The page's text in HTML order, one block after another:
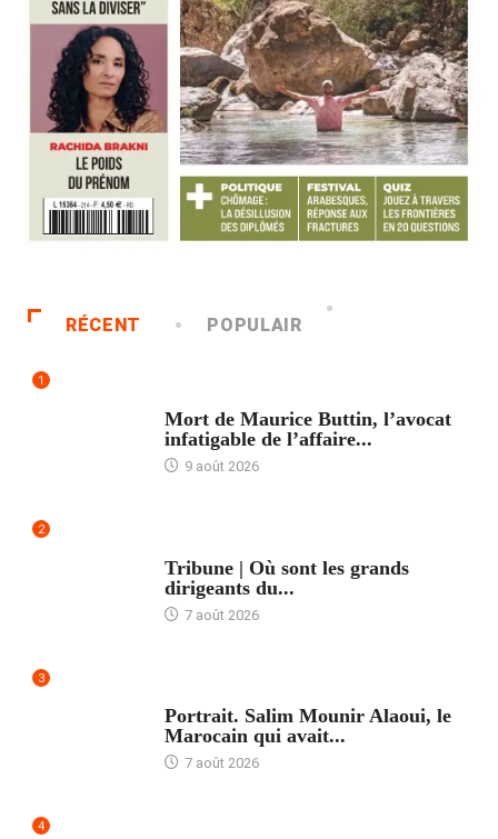
RÉCENT POPULAIR
1
Mort de Maurice Buttin, l’avocat
infatigable de l’affaire...
9 août 2026
2
Tribune | Où sont les grands
dirigeants du...
7 août 2026
3
Portrait. Salim Mounir Alaoui, le
Marocain qui avait...
7 août 2026
4